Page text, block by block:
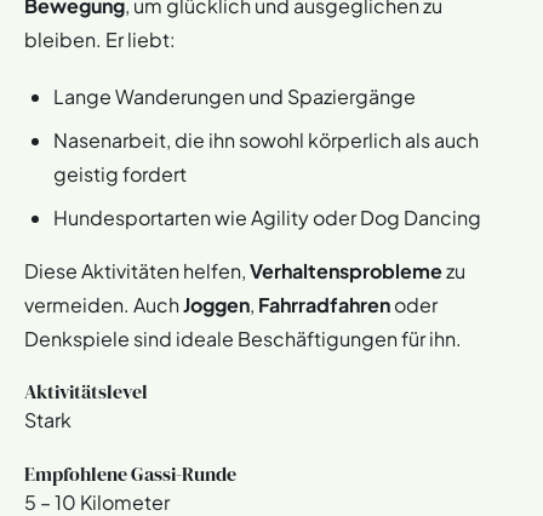
Bewegung, um glücklich und ausgeglichen zu
bleiben. Er liebt:
Lange Wanderungen und Spaziergänge
Nasenarbeit, die ihn sowohl körperlich als auch
geistig fordert
Hundesportarten wie Agility oder Dog Dancing
Diese Aktivitäten helfen,Verhaltensproblemezu
vermeiden. AuchJoggen, Fahrradfahrenoder
Denkspiele sind ideale Beschäftigungen für ihn.
Aktivitätslevel
Stark
Empfohlene Gassi-Runde
5 – 10 Kilometer